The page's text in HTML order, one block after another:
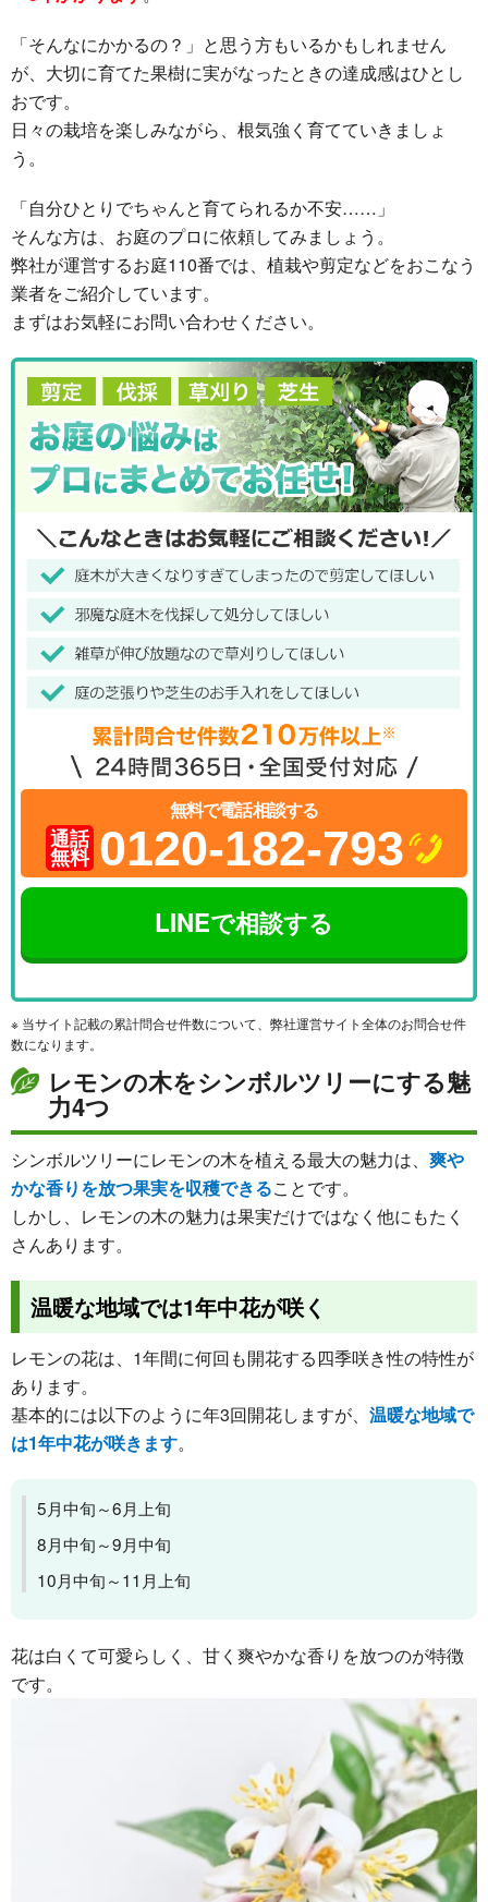
「そんなにかかるの？」と思う方もいるかもしれません
が、大切に育てた果樹に実がなったときの達成感はひとし
おです。
日々の栽培を楽しみながら、根気強く育てていきましょ
う。
「自分ひとりでちゃんと育てられるか不安……」
そんな方は、お庭のプロに依頼してみましょう。
弊社が運営するお庭110番では、植栽や剪定などをおこなう
業者をご紹介しています。
まずはお気軽にお問い合わせください。
無料で電話相談する
通話
無料 0120-182-793
LINEで相談する
※ 当サイト記載の累計問合せ件数について、弊社運営サイト全体のお問合せ件
数になります。
レモンの木をシンボルツリーにする魅
力4つ
シンボルツリーにレモンの木を植える最大の魅力は、 爽や
かな香りを放つ果実を収穫できることです。
しかし、レモンの木の魅力は果実だけではなく他にもたく
さんあります。
温暖な地域では1年中花が咲く
レモンの花は、1年間に何回も開花する四季咲き性の特性が
あります。
基本的には以下のように年3回開花しますが、 温暖な地域で
は1年中花が咲きます。
5月中旬～6月上旬
8月中旬～9月中旬
10月中旬～11月上旬
花は白くて可愛らしく、甘く爽やかな香りを放つのが特徴
です。